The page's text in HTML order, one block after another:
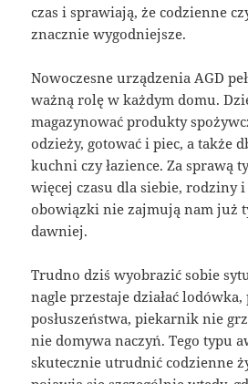
czas i sprawiają, że codzienne
znacznie wygodniejsze.
Nowoczesne urządzenia AGD
ważną rolę w każdym domu.
magazynować produkty
odzieży, gotować i piec, a także
kuchni czy łazience. Za sprawą
więcej czasu dla siebie, rodziny
obowiązki nie zajmują nam już
dawniej.
Trudno dziś wyobrazić sobie
nagle przestaje działać
posłuszeństwa, piekarnik nie
nie domywa naczyń. Tego typu
skutecznie utrudnić codzienne